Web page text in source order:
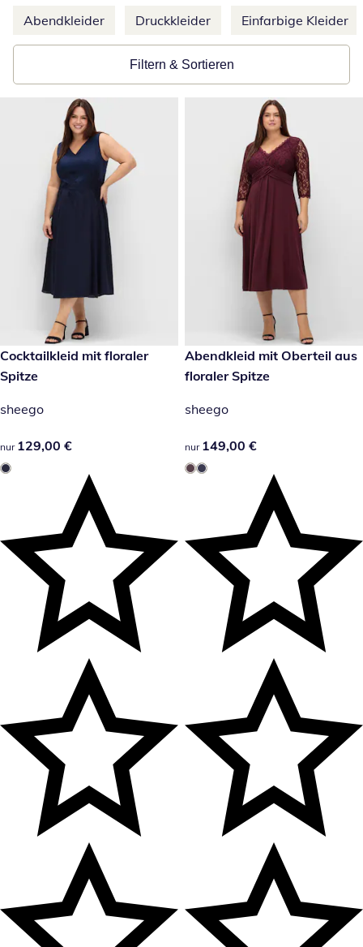
Weitere Kategorien überspringen
Abendkleider Druckkleider Einfarbige Kleider
Filtern & Sortieren
129,00 €
Cocktailkleid mit floraler
Spitze
sheego
129,00 €
nur 129,00 €
149,00 €
Abendkleid mit Oberteil aus
floraler Spitze
sheego
149,00 €
nur 149,00 €